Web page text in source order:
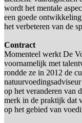
wordt het mentale
een goede
het verbeteren van de
Contract
Momenteel werkt De
voornamelijk met
rondde ze in 2012 de
op het veranderen van
merk in de praktijk dat
op het gebied van